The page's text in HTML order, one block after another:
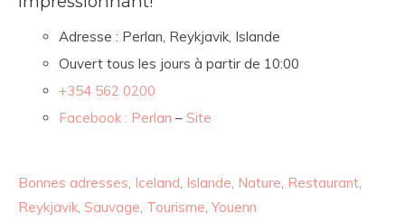
Adresse : Perlan, Reykjavik, Islande
Ouvert tous les jours à partir de 10:00
+354 562 0200
Facebook : Perlan – Site
Bonnes adresses, Iceland, Islande, Nature, Restaurant,
Reykjavik, Sauvage, Tourisme, Youenn